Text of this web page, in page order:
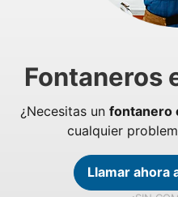
Fontaneros
¿Necesitas un fontanero
cualquier
Llamar ahora